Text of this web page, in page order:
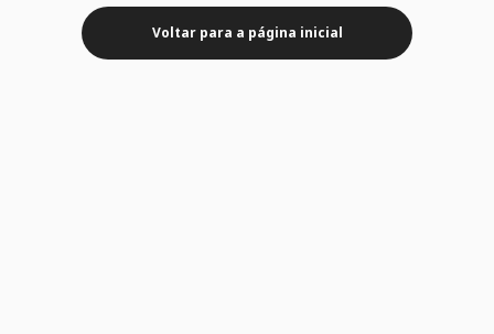
Voltar para a página inicial